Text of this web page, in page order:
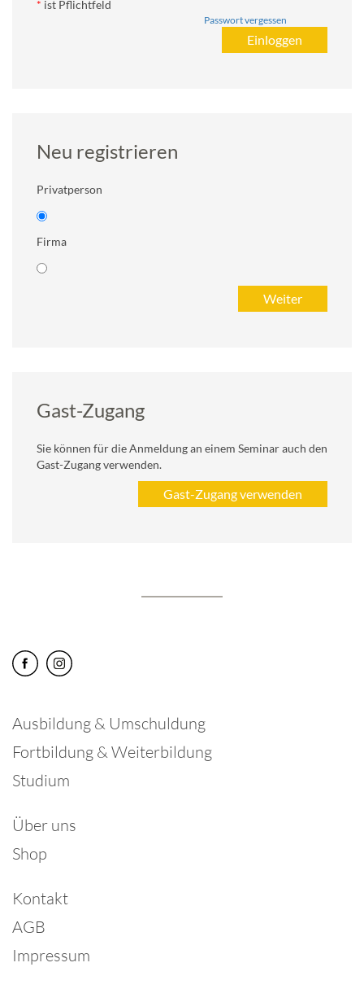
* ist Pflichtfeld
Passwort vergessen
Neu registrieren
Privatperson
Firma
Gast-Zugang
Sie können für die Anmeldung an einem Seminar auch den
Gast-Zugang verwenden.
Ausbildung & Umschuldung
Fortbildung & Weiterbildung
Studium
Über uns
Shop
Kontakt
AGB
Impressum